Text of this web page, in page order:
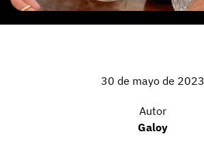
30 de mayo de 2023
Autor
Galoy